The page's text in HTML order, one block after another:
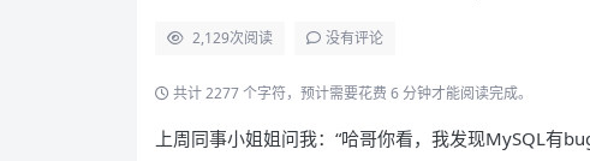
2,129次阅读 没有评论
共计 2277 个字符，预计需要花费 6 分钟才能阅读完成。
上周同事小姐姐问我：“哈哥你看，我发现MySQL有